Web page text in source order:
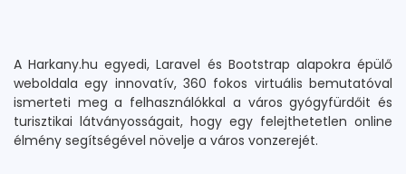
A Harkany.hu egyedi, Laravel és Bootstrap alapokra épülő
weboldala egy innovatív, 360 fokos virtuális bemutatóval
ismerteti meg a felhasználókkal a város gyógyfürdőit és
turisztikai látványosságait, hogy egy felejthetetlen online
élmény segítségével növelje a város vonzerejét.